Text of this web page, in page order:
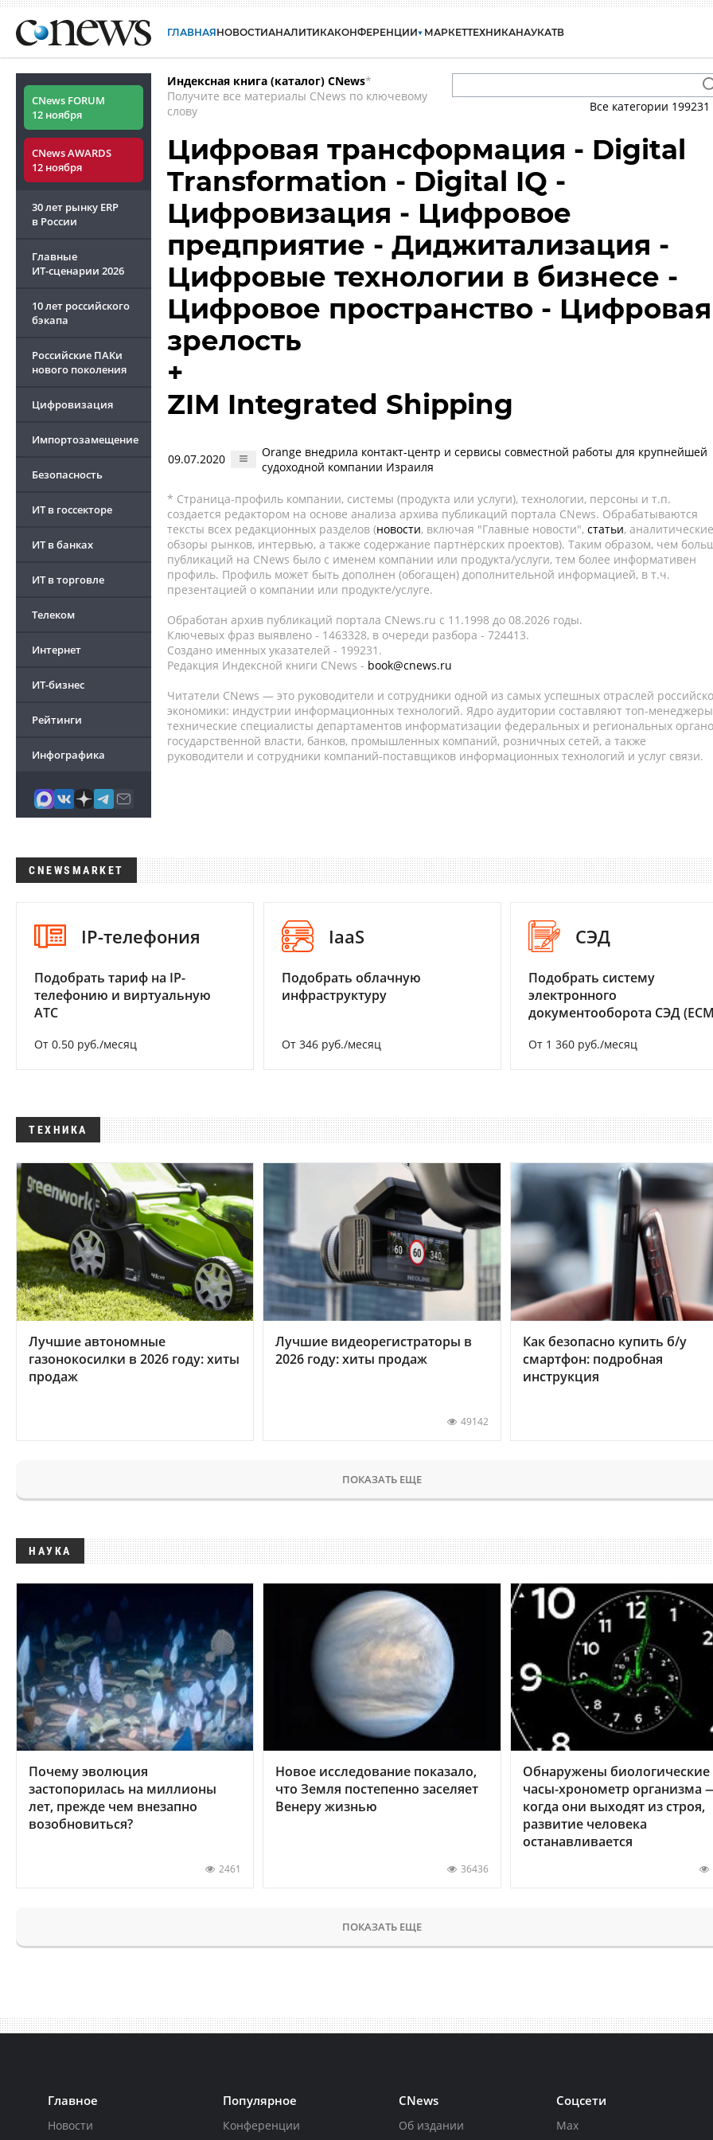
ГЛАВНАЯНОВОСТИАНАЛИТИКАКОНФЕРЕНЦИИ МАРКЕТТЕХНИКАНАУКАТВ
CNews FORUM
12 ноября
CNews AWARDS
12 ноября
30 лет рынку ERP
в России
Главные
ИТ-сценарии 2026
10 лет российского
бэкапа
Российские ПАКи
нового поколения
Цифровизация
Импортозамещение
Безопасность
ИТ в госсекторе
ИТ в банках
ИТ в торговле
Телеком
Интернет
ИТ-бизнес
Рейтинги
Инфографика
Индексная книга (каталог) CNews*
Получите все материалы CNews по ключевому
слову
Все категории 199231
Цифровая трансформация - Digital
Transformation - Digital IQ -
Цифровизация - Цифровое
предприятие - Диджитализация -
Цифровые технологии в бизнесе -
Цифровое пространство - Цифровая
зрелость
+
ZIM Integrated Shipping
09.07.2020
Orange внедрила контакт-центр и сервисы совместной работы для крупнейшей
судоходной компании Израиля
* Страница-профиль компании, системы (продукта или услуги), технологии, персоны и т.п.
создается редактором на основе анализа архива публикаций портала CNews. Обрабатываются
тексты всех редакционных разделов (новости, включая "Главные новости", статьи, аналитические
обзоры рынков, интервью, а также содержание партнёрских проектов). Таким образом, чем
публикаций на CNews было с именем компании или продукта/услуги, тем более информативен
профиль. Профиль может быть дополнен (обогащен) дополнительной информацией, в т.ч.
презентацией о компании или продукте/услуге.
Обработан архив публикаций портала CNews.ru c 11.1998 до 08.2026 годы.
Ключевых фраз выявлено - 1463328, в очереди разбора - 724413.
Создано именных указателей - 199231.
Редакция Индексной книги CNews - book@cnews.ru
Читатели CNews — это руководители и сотрудники одной из самых успешных отраслей
экономики: индустрии информационных технологий. Ядро аудитории составляют топ-
технические специалисты департаментов информатизации федеральных и региональных
государственной власти, банков, промышленных компаний, розничных сетей, а также
руководители и сотрудники компаний-поставщиков информационных технологий и услуг связи.
CNEWSMARKET
IP-телефония
Подобрать тариф на IP-
телефонию и виртуальную
АТС
От 0.50 руб./месяц
IaaS
Подобрать облачную
инфраструктуру
От 346 руб./месяц
СЭД
Подобрать систему
электронного
документооборота СЭД
От 1 360 руб./месяц
ТЕХНИКА
Лучшие автономные
газонокосилки в 2026 году: хиты
продаж
Лучшие видеорегистраторы в
2026 году: хиты продаж
49142
Как безопасно купить б/у
смартфон: подробная
инструкция
ПОКАЗАТЬ ЕЩЕ
НАУКА
Почему эволюция
застопорилась на миллионы
лет, прежде чем внезапно
возобновиться?
2461
Новое исследование показало,
что Земля постепенно заселяет
Венеру жизнью
36436
Обнаружены биологические
часы-хронометр организма
когда они выходят из строя,
развитие человека
останавливается
ПОКАЗАТЬ ЕЩЕ
Главное
Новости
Популярное
Конференции
CNews
Об издании
Соцсети
Max